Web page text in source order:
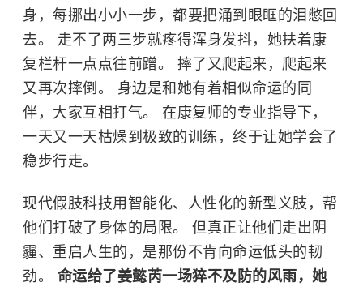
身，每挪出小小一步，都要把涌到眼眶的泪憋回
去。 走不了两三步就疼得浑身发抖，她扶着康
复栏杆一点点往前蹭。 摔了又爬起来，爬起来
又再次摔倒。 身边是和她有着相似命运的同
伴，大家互相打气。 在康复师的专业指导下，
一天又一天枯燥到极致的训练，终于让她学会了
稳步行走。
现代假肢科技用智能化、人性化的新型义肢，帮
他们打破了身体的局限。 但真正让他们走出阴
霾、重启人生的，是那份不肯向命运低头的韧
劲。 命运给了姜懿芮一场猝不及防的风雨，她